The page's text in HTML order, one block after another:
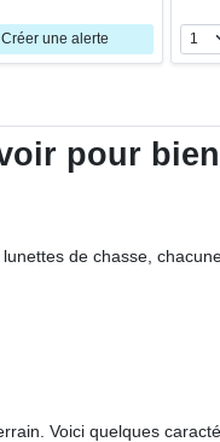
Créer une alerte
pour
de chasse,
Voici quelques